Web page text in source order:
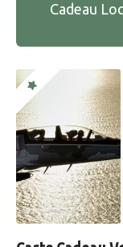
Cadeau